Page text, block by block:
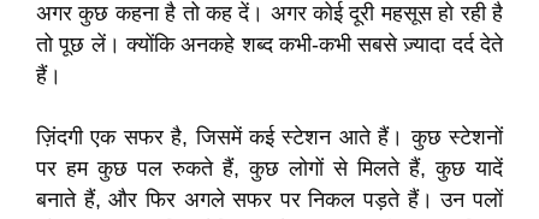
अगर कुछ कहना है तो कह दें। अगर कोई दूरी महसूस हो रही है
तो पूछ लें। क्योंकि अनकहे शब्द कभी-कभी सबसे ज़्यादा दर्द देते
हैं।
ज़िंदगी एक सफर है, जिसमें कई स्टेशन आते हैं। कुछ स्टेशनों
पर हम कुछ पल रुकते हैं, कुछ लोगों से मिलते हैं, कुछ यादें
बनाते हैं, और फिर अगले सफर पर निकल पड़ते हैं। उन पलों